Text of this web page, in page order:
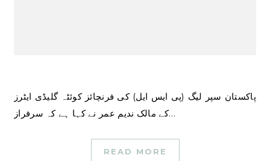
پاکستان سپر لیگ (پی ایس ایل) کی فرنچائز کوئٹہ گلیڈی ایٹرز
کے مالک ندیم عمر نے کہا ہے کہ سرفراز…
READ MORE